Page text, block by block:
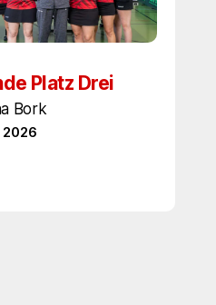
Platz Drei
Bork
2026